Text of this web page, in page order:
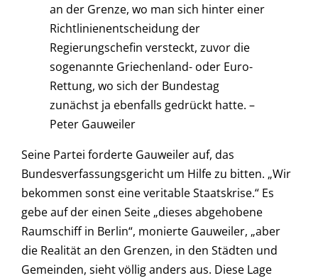
an der Grenze, wo man sich hinter einer
Richtlinienentscheidung der
Regierungschefin versteckt, zuvor die
sogenannte Griechenland- oder Euro-
Rettung, wo sich der Bundestag
zunächst ja ebenfalls gedrückt hatte. –
Peter Gauweiler
Seine Partei forderte Gauweiler auf, das
Bundesverfassungsgericht um Hilfe zu bitten. „Wir
bekommen sonst eine veritable Staatskrise.“ Es
gebe auf der einen Seite „dieses abgehobene
Raumschiff in Berlin“, monierte Gauweiler, „aber
die Realität an den Grenzen, in den Städten und
Gemeinden, sieht völlig anders aus. Diese Lage